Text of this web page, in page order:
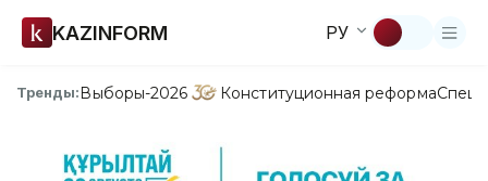
KAZINFORM РУ
Тренды:Выборы-2026 Конституционная реформа